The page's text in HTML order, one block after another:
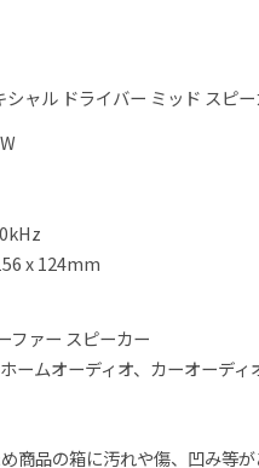
ャル ドライバー ミッド スピ
x 124mm
ァー スピーカー
ームオーディオ、カーオーディ
商品の箱に汚れや傷、凹み等が